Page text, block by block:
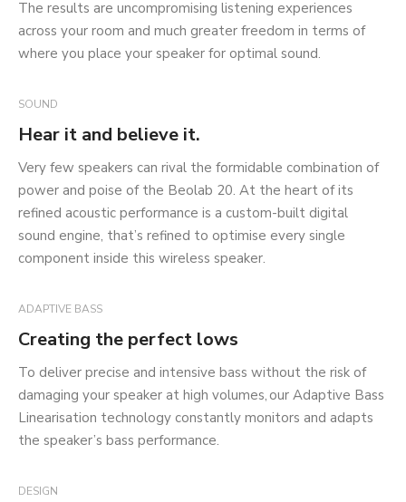
The results are uncompromising listening experiences
across your room and much greater freedom in terms of
where you place your speaker for optimal sound.
SOUND
Hear it and believe it.
Very few speakers can rival the formidable combination of
power and poise of the Beolab 20. At the heart of its
refined acoustic performance is a custom-built digital
sound engine, that’s refined to optimise every single
component inside this wireless speaker.
ADAPTIVE BASS
Creating the perfect lows
To deliver precise and intensive bass without the risk of
damaging your speaker at high volumes, our Adaptive Bass
Linearisation technology constantly monitors and adapts
the speaker’s bass performance.
DESIGN